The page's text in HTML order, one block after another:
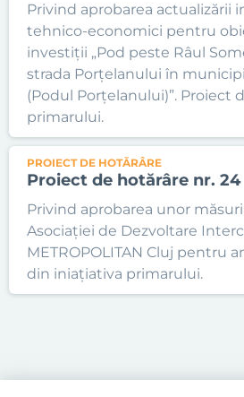
Privind aprobarea actualizării
tehnico-economici pentru
investiții „Pod peste Râul
strada Porțelanului în
(Podul Porțelanului)”. Proiect
primarului.
PROIECT DE HOTĂRÂRE
Proiect de hotărâre nr. 24
Privind aprobarea unor
Asociației de Dezvoltare
METROPOLITAN Cluj pentru
din iniațiativa primarului.